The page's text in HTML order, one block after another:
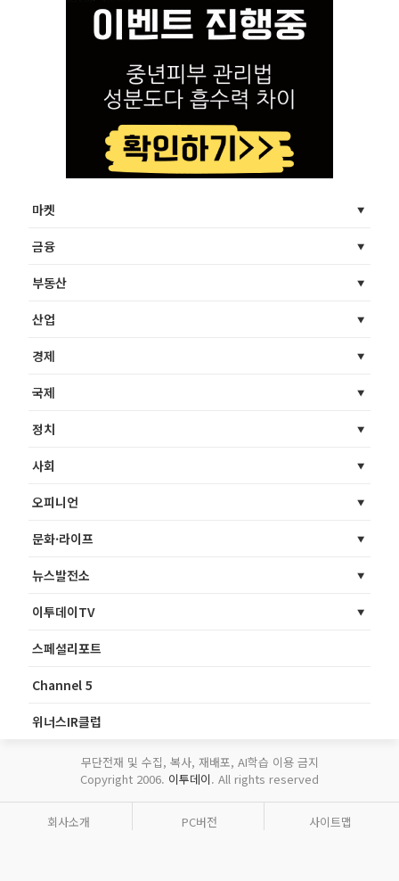
마켓
금융
부동산
산업
경제
국제
정치
사회
오피니언
문화·라이프
뉴스발전소
이투데이TV
스페셜리포트
Channel 5
위너스IR클럽
무단전재 및 수집, 복사, 재배포, AI학습 이용 금지
Copyright 2006. 이투데이. All rights reserved
회사소개 PC버전 사이트맵